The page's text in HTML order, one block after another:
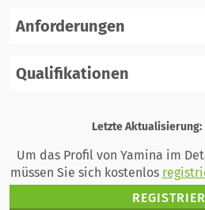
Anforderungen
Qualifikationen
Letzte Aktualisierung:
Um das Profil von Yamina im
müssen Sie sich kostenlos